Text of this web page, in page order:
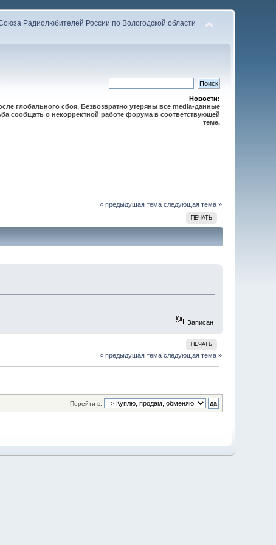
Радиолюбителей России по Вологодской области
Новости:
глобального сбоя. Безвозвратно утеряны все media-данные
сообщать о некорректной работе форума в соответствующей
теме.
« предыдущая тема следующая тема »
ПЕЧАТЬ
Записан
ПЕЧАТЬ
« предыдущая тема следующая тема »
Перейти в: